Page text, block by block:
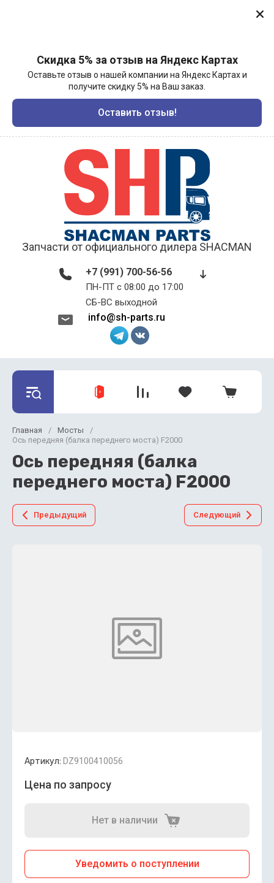
Скидка 5% за отзыв на Яндекс Картах
Оставьте отзыв о нашей компании на Яндекс Картах и
получите скидку 5% на Ваш заказ.
Оставить отзыв!
Запчасти от официального дилера SHACMAN
+7 (991) 700-56-56
ПН-ПТ с 08:00 до 17:00 ​​​​​​​
СБ-ВС выходной
info@sh-parts.ru
Главная / Мосты
/
Ось передняя (балка переднего моста) F2000
Ось передняя (балка
переднего моста) F2000
Предыдущий Следующий
Артикул: DZ9100410056
Цена по запросу
Нет в наличии
Уведомить о поступлении